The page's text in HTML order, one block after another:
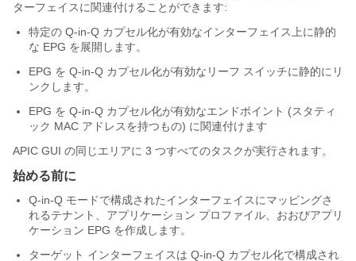
ターフェイスに関連付けることができます:
特定の Q-in-Q カプセル化が有効なインターフェイス上に静的
な EPG を展開します。
EPG を Q-in-Q カプセル化が有効なリーフ スイッチに静的にリ
ンクします。
EPG を Q-in-Q カプセル化が有効なエンドポイント (スタティ
ック MAC アドレスを持つもの) に関連付けます
APIC GUI の同じエリアに 3 つすべてのタスクが実行されます。
始める前に
Q-in-Q モードで構成されたインターフェイスにマッピングさ
れるテナント、アプリケーション プロファイル、おおびアプリ
ケーション EPG を作成します。
ターゲット インターフェイスは Q-in-Q カプセル化で構成され